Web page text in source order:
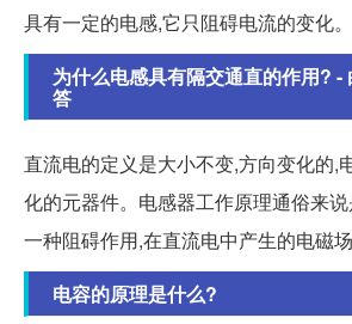
具有一定的电感,它只阻碍电流的变化。
为什么电感具有隔交通直的作用? -
答
直流电的定义是大小不变,方向变化的,
化的元器件。电感器工作原理通俗来
一种阻碍作用,在直流电中产生的电磁场
电容的原理是什么?